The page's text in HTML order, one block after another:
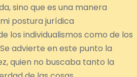
sino que es una manera
postura jurídica
los individualismos como de los
advierte en este punto la
quien no buscaba tanto la